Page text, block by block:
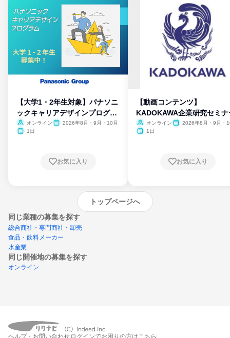
【大学1・2年生対象】パナソニ
ックキャリアデザインプログラ
ム
オンライン
2026年8月・9月・10月
1日
お気に入り
【動画コンテンツ】
KADOKAWA企業研究セミナ
オンライン
2026年8月・9月・
1日
お気に入り
トップページへ
同じ業種の募集を探す
総合商社・専門商社・卸売
食品・飲料メーカー
水産業
同じ開催地の募集を探す
オンライン
エントリーするとプログラムの詳細案内を